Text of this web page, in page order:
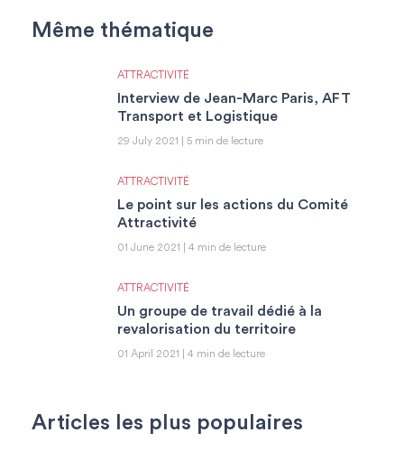
Même thématique
ATTRACTIVITÉ
Interview de Jean-Marc Paris, AFT
Transport et Logistique
29 July 2021 | 5 min de lecture
ATTRACTIVITÉ
Le point sur les actions du Comité
Attractivité
01 June 2021 | 4 min de lecture
ATTRACTIVITÉ
Un groupe de travail dédié à la
revalorisation du territoire
01 April 2021 | 4 min de lecture
Articles les plus populaires